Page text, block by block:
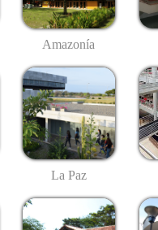
Amazonía
La Paz